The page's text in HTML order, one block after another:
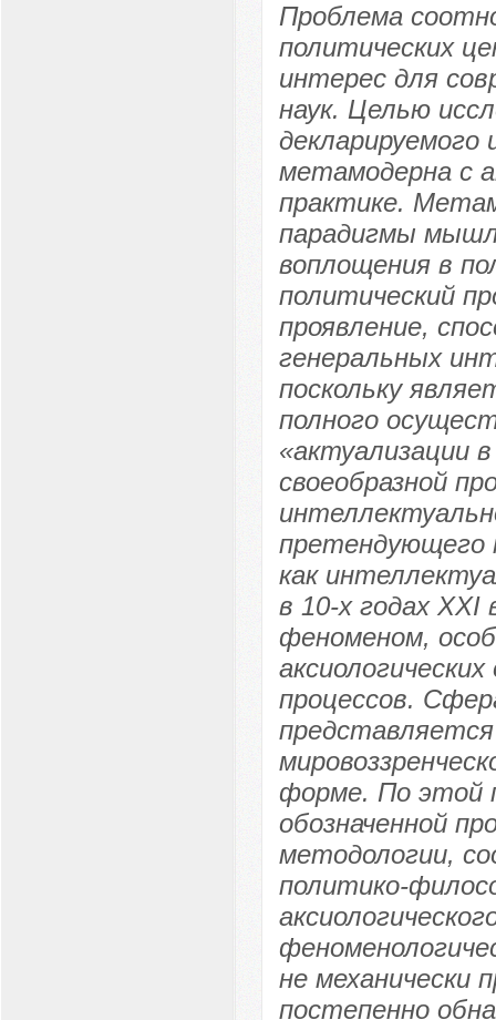
Проблема
политических
интерес для
наук. Целью
метамодерна с
практике.
парадигмы
воплощения в
политический
проявление,
генеральных
поскольку
полного
«актуализации
своеобразной
претендующего
как
в 10-х годах ХХI
феноменом,
процессов.
форме. По этой
обозначенной
методологии,
политико-
не механически
постепенно